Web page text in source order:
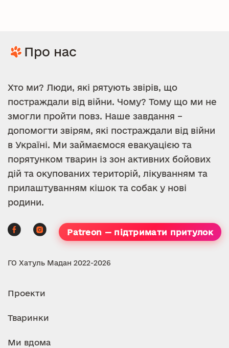
Про нас
Хто ми? Люди, які рятують звірів, що
постраждали від війни. Чому? Тому що ми не
змогли пройти повз. Наше завдання –
допомогти звірям, які постраждали від війни
в Україні. Ми займаємося евакуацією та
порятунком тварин із зон активних бойових
дій та окупованих територій, лікуванням та
прилаштуванням кішок та собак у нові
родини.
Patreon — підтримати притулок
ГО Хатуль Мадан 2022-2026
Проекти
Тваринки
Ми вдома